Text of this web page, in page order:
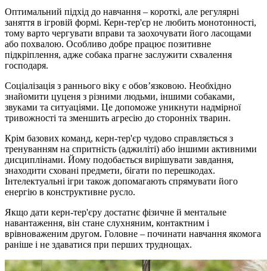
Оптимальний підхід до навчання – короткі, але регулярні
заняття в ігровій формі. Керн-тер'єр не любить монотонності,
тому варто чергувати вправи та заохочувати його ласощами
або похвалою. Особливо добре працює позитивне
підкріплення, адже собака прагне заслужити схвалення
господаря.
Соціалізація з раннього віку є обов’язковою. Необхідно
знайомити цуценя з різними людьми, іншими собаками,
звуками та ситуаціями. Це допоможе уникнути надмірної
тривожності та зменшить агресію до сторонніх тварин.
Крім базових команд, керн-тер'єр чудово справляється з
тренуванням на спритність (аджиліті) або іншими активними
дисциплінами. Йому подобається вирішувати завдання,
знаходити сховані предмети, бігати по перешкодах.
Інтелектуальні ігри також допомагають спрямувати його
енергію в конструктивне русло.
Якщо дати керн-тер'єру достатнє фізичне й ментальне
навантаження, він стане слухняним, контактним і
врівноваженим другом. Головне – починати навчання якомога
раніше і не здаватися при перших труднощах.